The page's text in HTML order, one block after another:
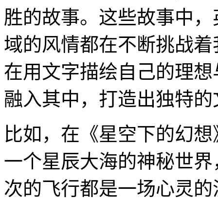
胜的故事。这些故事中
域的风情都在不断挑战
在用文字描绘自己的理
融入其中，打造出独特
比如，在《星空下的幻
一个星辰大海的神秘世
次的飞行都是一场心灵